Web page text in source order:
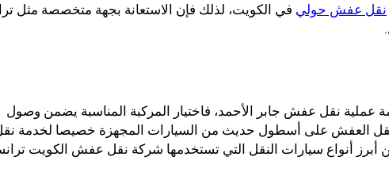
نقل عفش حولي في الكويت، لذلك فإن الاستعانة بجهة متخصصة مثل
عملية نقل عفش جابر الأحمد، فاختيار المركبة المناسبة يضمن وصول
العفش على أسطول حديث من السيارات المجهزة خصيصا لخدمة
أنواع سيارات النقل التي تستخدمها شركة نقل عفش الكويت